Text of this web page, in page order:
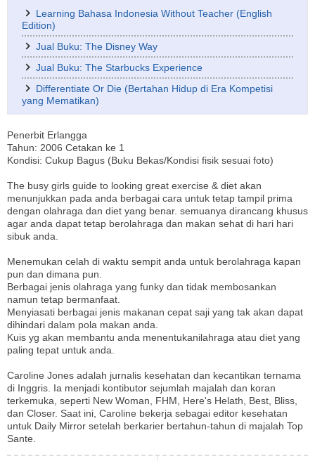
Learning Bahasa Indonesia Without Teacher (English
Edition)
Jual Buku: The Disney Way
Jual Buku: The Starbucks Experience
Differentiate Or Die (Bertahan Hidup di Era Kompetisi
yang Mematikan)
Penerbit Erlangga
Tahun: 2006 Cetakan ke 1
Kondisi: Cukup Bagus (Buku Bekas/Kondisi fisik sesuai foto)
The busy girls guide to looking great exercise & diet akan
menunjukkan pada anda berbagai cara untuk tetap tampil prima
dengan olahraga dan diet yang benar. semuanya dirancang khusus
agar anda dapat tetap berolahraga dan makan sehat di hari hari
sibuk anda.
Menemukan celah di waktu sempit anda untuk berolahraga kapan
pun dan dimana pun.
Berbagai jenis olahraga yang funky dan tidak membosankan
namun tetap bermanfaat.
Menyiasati berbagai jenis makanan cepat saji yang tak akan dapat
dihindari dalam pola makan anda.
Kuis yg akan membantu anda menentukanilahraga atau diet yang
paling tepat untuk anda.
Caroline Jones adalah jurnalis kesehatan dan kecantikan ternama
di Inggris. Ia menjadi kontibutor sejumlah majalah dan koran
terkemuka, seperti New Woman, FHM, Here's Helath, Best, Bliss,
dan Closer. Saat ini, Caroline bekerja sebagai editor kesehatan
untuk Daily Mirror setelah berkarier bertahun-tahun di majalah Top
Sante.